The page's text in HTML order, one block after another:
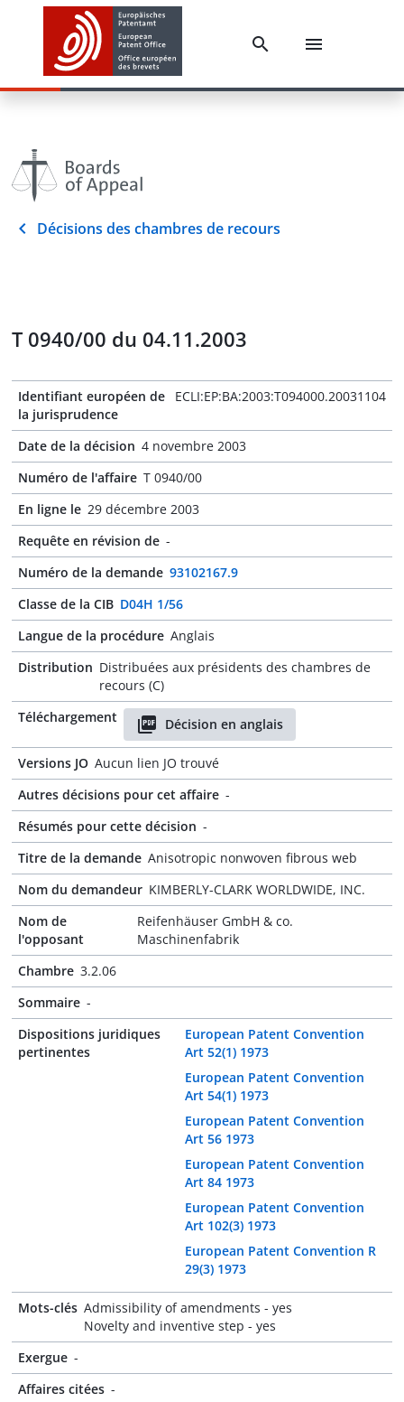
Décisions des chambres de recours
T 0940/00 du 04.11.2003
Identifiant européen de
la jurisprudence
ECLI:EP:BA:2003:T094000.20031104
Date de la décision 4 novembre 2003
Numéro de l'affaire T 0940/00
En ligne le 29 décembre 2003
Requête en révision de -
Numéro de la demande 93102167.9
Classe de la CIB D04H 1/56
Langue de la procédure Anglais
Distribution Distribuées aux présidents des chambres de
recours (C)
Téléchargement
Décision en anglais
Versions JO Aucun lien JO trouvé
Autres décisions pour cet affaire -
Résumés pour cette décision -
Titre de la demande Anisotropic nonwoven fibrous web
Nom du demandeur KIMBERLY-CLARK WORLDWIDE, INC.
Nom de
l'opposant
Reifenhäuser GmbH & co.
Maschinenfabrik
Chambre 3.2.06
Sommaire -
Dispositions juridiques
pertinentes
European Patent Convention
Art 52(1) 1973
European Patent Convention
Art 54(1) 1973
European Patent Convention
Art 56 1973
European Patent Convention
Art 84 1973
European Patent Convention
Art 102(3) 1973
European Patent Convention R
29(3) 1973
Mots-clés Admissibility of amendments - yes
Novelty and inventive step - yes
Exergue -
Affaires citées -